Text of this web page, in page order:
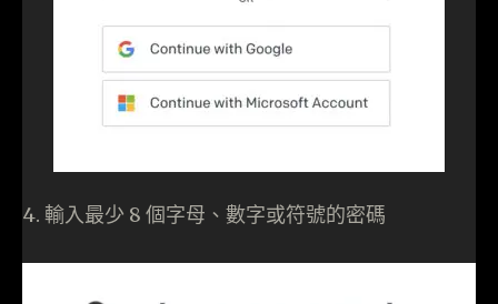
4. 輸入最少 8 個字母、數字或符號的密碼